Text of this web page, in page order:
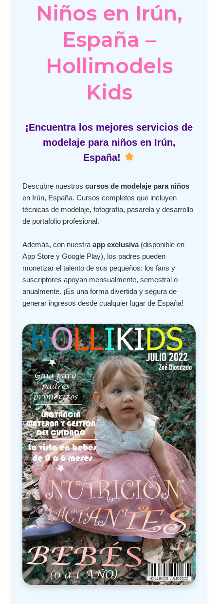
Niños en Irún,
España –
Hollimodels
Kids
¡Encuentra los mejores servicios de
modelaje para niños en Irún,
España!
Descubre nuestroscursos de modelaje para niños
en Irún, España. Cursos completos que incluyen
técnicas de modelaje, fotografía, pasarela y desarrollo
de portafolio profesional.
Además, con nuestraapp exclusiva(disponible en
App Store y Google Play), los padres pueden
monetizar el talento de sus pequeños: los fans y
suscriptores apoyan mensualmente, semestral o
anualmente. ¡Es una forma divertida y segura de
generar ingresos desde cualquier lugar de España!